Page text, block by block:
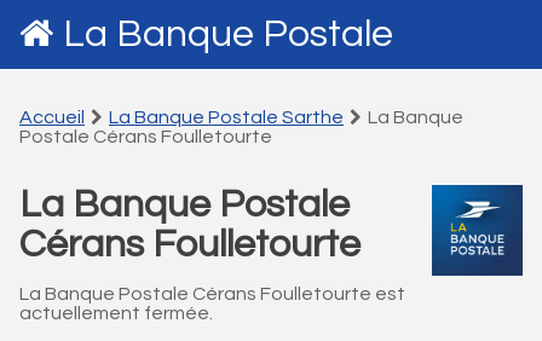
La Banque Postale
Accueil La Banque Postale Sarthe
La Banque
Postale Cérans Foulletourte
La Banque Postale
Cérans Foulletourte
La Banque Postale Cérans Foulletourte est
actuellement fermée.